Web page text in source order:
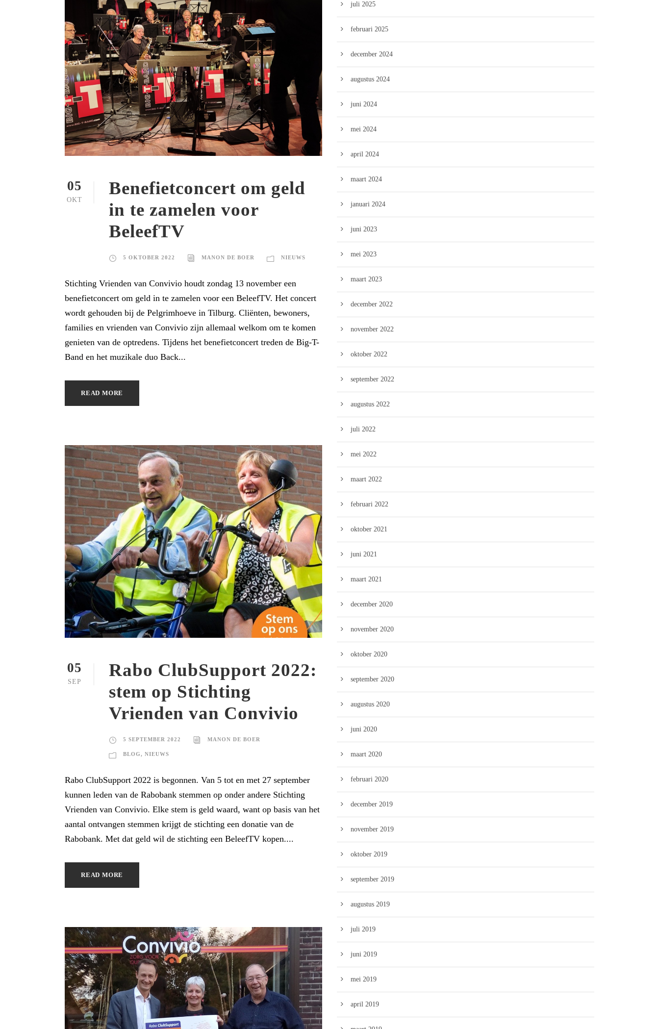
05
OKT
Benefietconcert om geld
in te zamelen voor
BeleefTV
5 OKTOBER 2022 MANON DE BOER NIEUWS
Stichting Vrienden van Convivio houdt zondag 13 november een
benefietconcert om geld in te zamelen voor een BeleefTV. Het concert
wordt gehouden bij de Pelgrimhoeve in Tilburg. Cliënten, bewoners,
families en vrienden van Convivio zijn allemaal welkom om te komen
genieten van de optredens. Tijdens het benefietconcert treden de Big-T-
Band en het muzikale duo Back...
READ MORE
05
SEP
Rabo ClubSupport 2022:
stem op Stichting
Vrienden van Convivio
5 SEPTEMBER 2022 MANON DE BOER
BLOG, NIEUWS
Rabo ClubSupport 2022 is begonnen. Van 5 tot en met 27 september
kunnen leden van de Rabobank stemmen op onder andere Stichting
Vrienden van Convivio. Elke stem is geld waard, want op basis van het
aantal ontvangen stemmen krijgt de stichting een donatie van de
Rabobank. Met dat geld wil de stichting een BeleefTV kopen....
READ MORE
juli 2025
februari 2025
december 2024
augustus 2024
juni 2024
mei 2024
april 2024
maart 2024
januari 2024
juni 2023
mei 2023
maart 2023
december 2022
november 2022
oktober 2022
september 2022
augustus 2022
juli 2022
mei 2022
maart 2022
februari 2022
oktober 2021
juni 2021
maart 2021
december 2020
november 2020
oktober 2020
september 2020
augustus 2020
juni 2020
maart 2020
februari 2020
december 2019
november 2019
oktober 2019
september 2019
augustus 2019
juli 2019
juni 2019
mei 2019
april 2019